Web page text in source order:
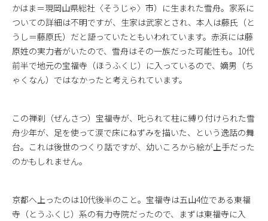
かはま＝現岡山県総社〈そうじゃ〉市）に生まれた雪舟。家系に
ついての詳細は不明ですが、生家は武家とされ、本人は藤氏（と
うし＝藤原氏）だと語っていたともいわれています。赤浜には藤
原姓の実力者がいたので、雪舟はその一族だった可能性も。10代
前半で地元の宝福寺（ほうふくじ）に入っているので、嫡男（ち
ゃくなん）ではなかったと考えられています。
この禅刹（ぜんさつ）宝福寺が、𠮟られて柱に縛り付けられた雪
舟少年が、足を使って涙で床にねずみを描いた、という逸話の舞
台。これは後世のつくり話ですが、幼いころから絵が上手だった
のかもしれません。
京都へ上ったのは10代後半のこと。宝福寺は五山4位である東福
寺（とうふくじ）系の有力寺院だったので、まずは東福寺に入